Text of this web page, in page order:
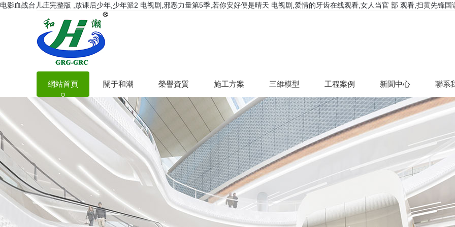
电影血战台儿庄完整版 ,放课后少年,少年派2 电视剧,邪恶力量第5季,若你安好便是晴天 电视剧,爱情的牙齿在线观看,女人当官 部 观看,扫黄先锋国
網站首頁 關于和潮 榮譽資質 施工方案 三維模型 工程案例 新聞中心 聯系